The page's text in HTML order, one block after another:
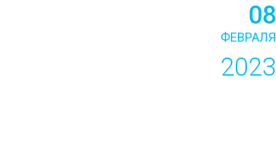
08
ФЕВРАЛЯ
2023